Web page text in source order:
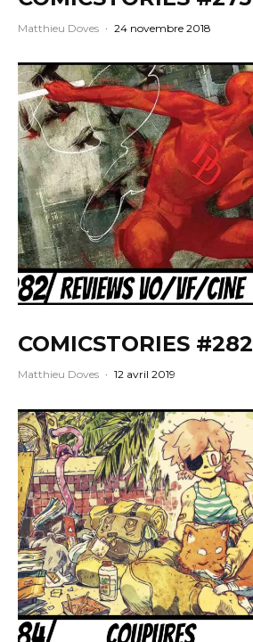
Matthieu Doves · 24 novembre 2018
COMICSTORIES #282
Matthieu Doves · 12 avril 2019